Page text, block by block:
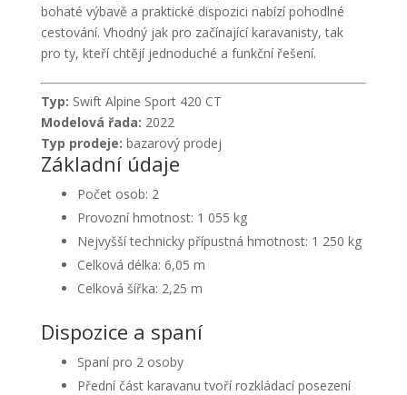
bohaté výbavě a praktické dispozici nabízí pohodlné
cestování. Vhodný jak pro začínající karavanisty, tak
pro ty, kteří chtějí jednoduché a funkční řešení.
Typ: Swift Alpine Sport 420 CT
Modelová řada: 2022
Typ prodeje: bazarový prodej
Základní údaje
Počet osob: 2
Provozní hmotnost: 1 055 kg
Nejvyšší technicky přípustná hmotnost: 1 250 kg
Celková délka: 6,05 m
Celková šířka: 2,25 m
Dispozice a spaní
Spaní pro 2 osoby
Přední část karavanu tvoří rozkládací posezení